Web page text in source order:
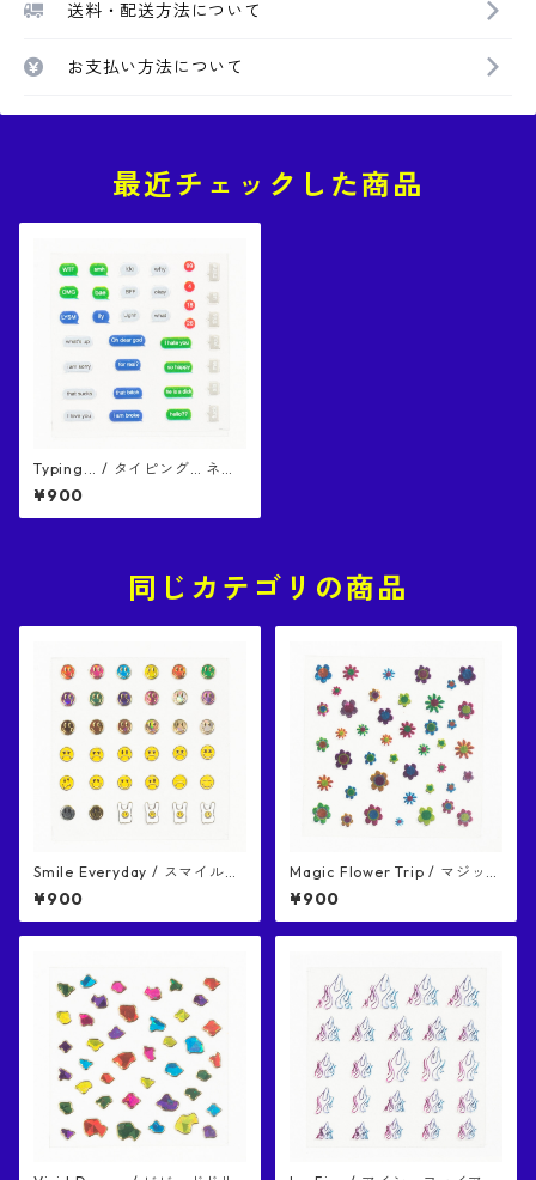
送料・配送方法について
お支払い方法について
最近チェックした商品
Typing... / タイピング… ネイ
ルシール
¥900
同じカテゴリの商品
Smile Everyday / スマイルエ
ブリデイ ネイルシール
¥900
Magic Flower Trip / マジック
フラワートリップ ネイルシー
ル
¥900